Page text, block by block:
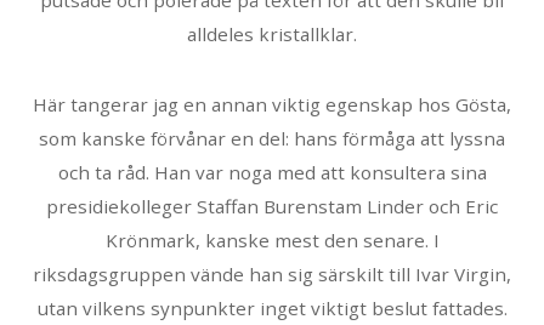
alldeles kristallklar.
Här tangerar jag en annan viktig egenskap hos Gösta,
som kanske förvånar en del: hans förmåga att lyssna
och ta råd. Han var noga med att konsultera sina
presidiekolleger Staffan Burenstam Linder och Eric
Krönmark, kanske mest den senare. I
riksdagsgruppen vände han sig särskilt till Ivar Virgin,
utan vilkens synpunkter inget viktigt beslut fattades.